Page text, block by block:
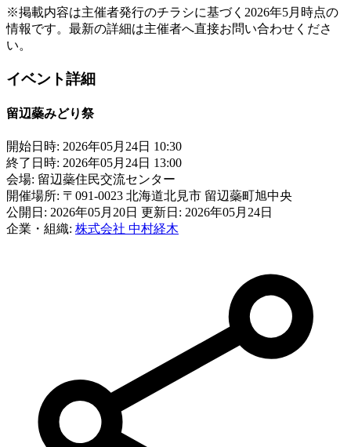
※掲載内容は主催者発行のチラシに基づく2026年5月時点の
情報です。最新の詳細は主催者へ直接お問い合わせくださ
い。
イベント詳細
留辺蘂みどり祭
開始日時: 2026年05月24日 10:30
終了日時: 2026年05月24日 13:00
会場: 留辺蘂住民交流センター
開催場所: 〒091-0023 北海道北見市 留辺蘂町旭中央
公開日: 2026年05月20日 更新日: 2026年05月24日
企業・組織: 株式会社 中村経木